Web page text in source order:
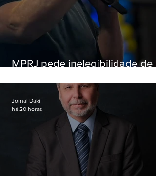
MPRJ pede inelegibilidade de
Jornal Daki
há 20 horas